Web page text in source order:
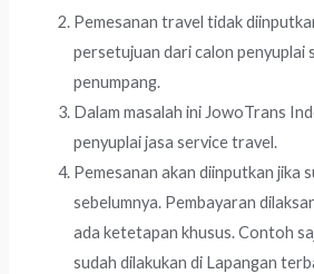
Pemesanan travel tidak
persetujuan dari calon penyuplai
penumpang.
Dalam masalah ini JowoTrans
penyuplai jasa service travel.
Pemesanan akan diinputkan jika
sebelumnya. Pembayaran
ada ketetapan khusus. Contoh
sudah dilakukan di Lapangan